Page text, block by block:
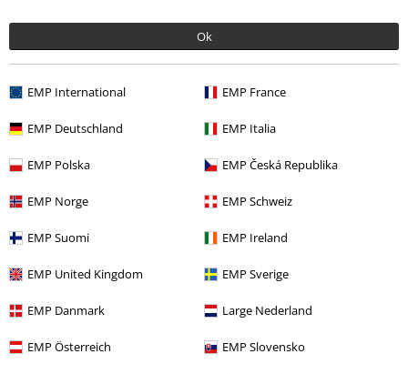
Ok
EMP International EMP France
EMP Deutschland EMP Italia
EMP Polska EMP Česká Republika
EMP Norge EMP Schweiz
EMP Suomi EMP Ireland
EMP United Kingdom EMP Sverige
EMP Danmark Large Nederland
EMP Österreich EMP Slovensko
%
Kč 1.169,00
Kšiltovka Brood
Beanie čepice
%
Kč 949,00
Kšiltovka Brood
Beanie čepice